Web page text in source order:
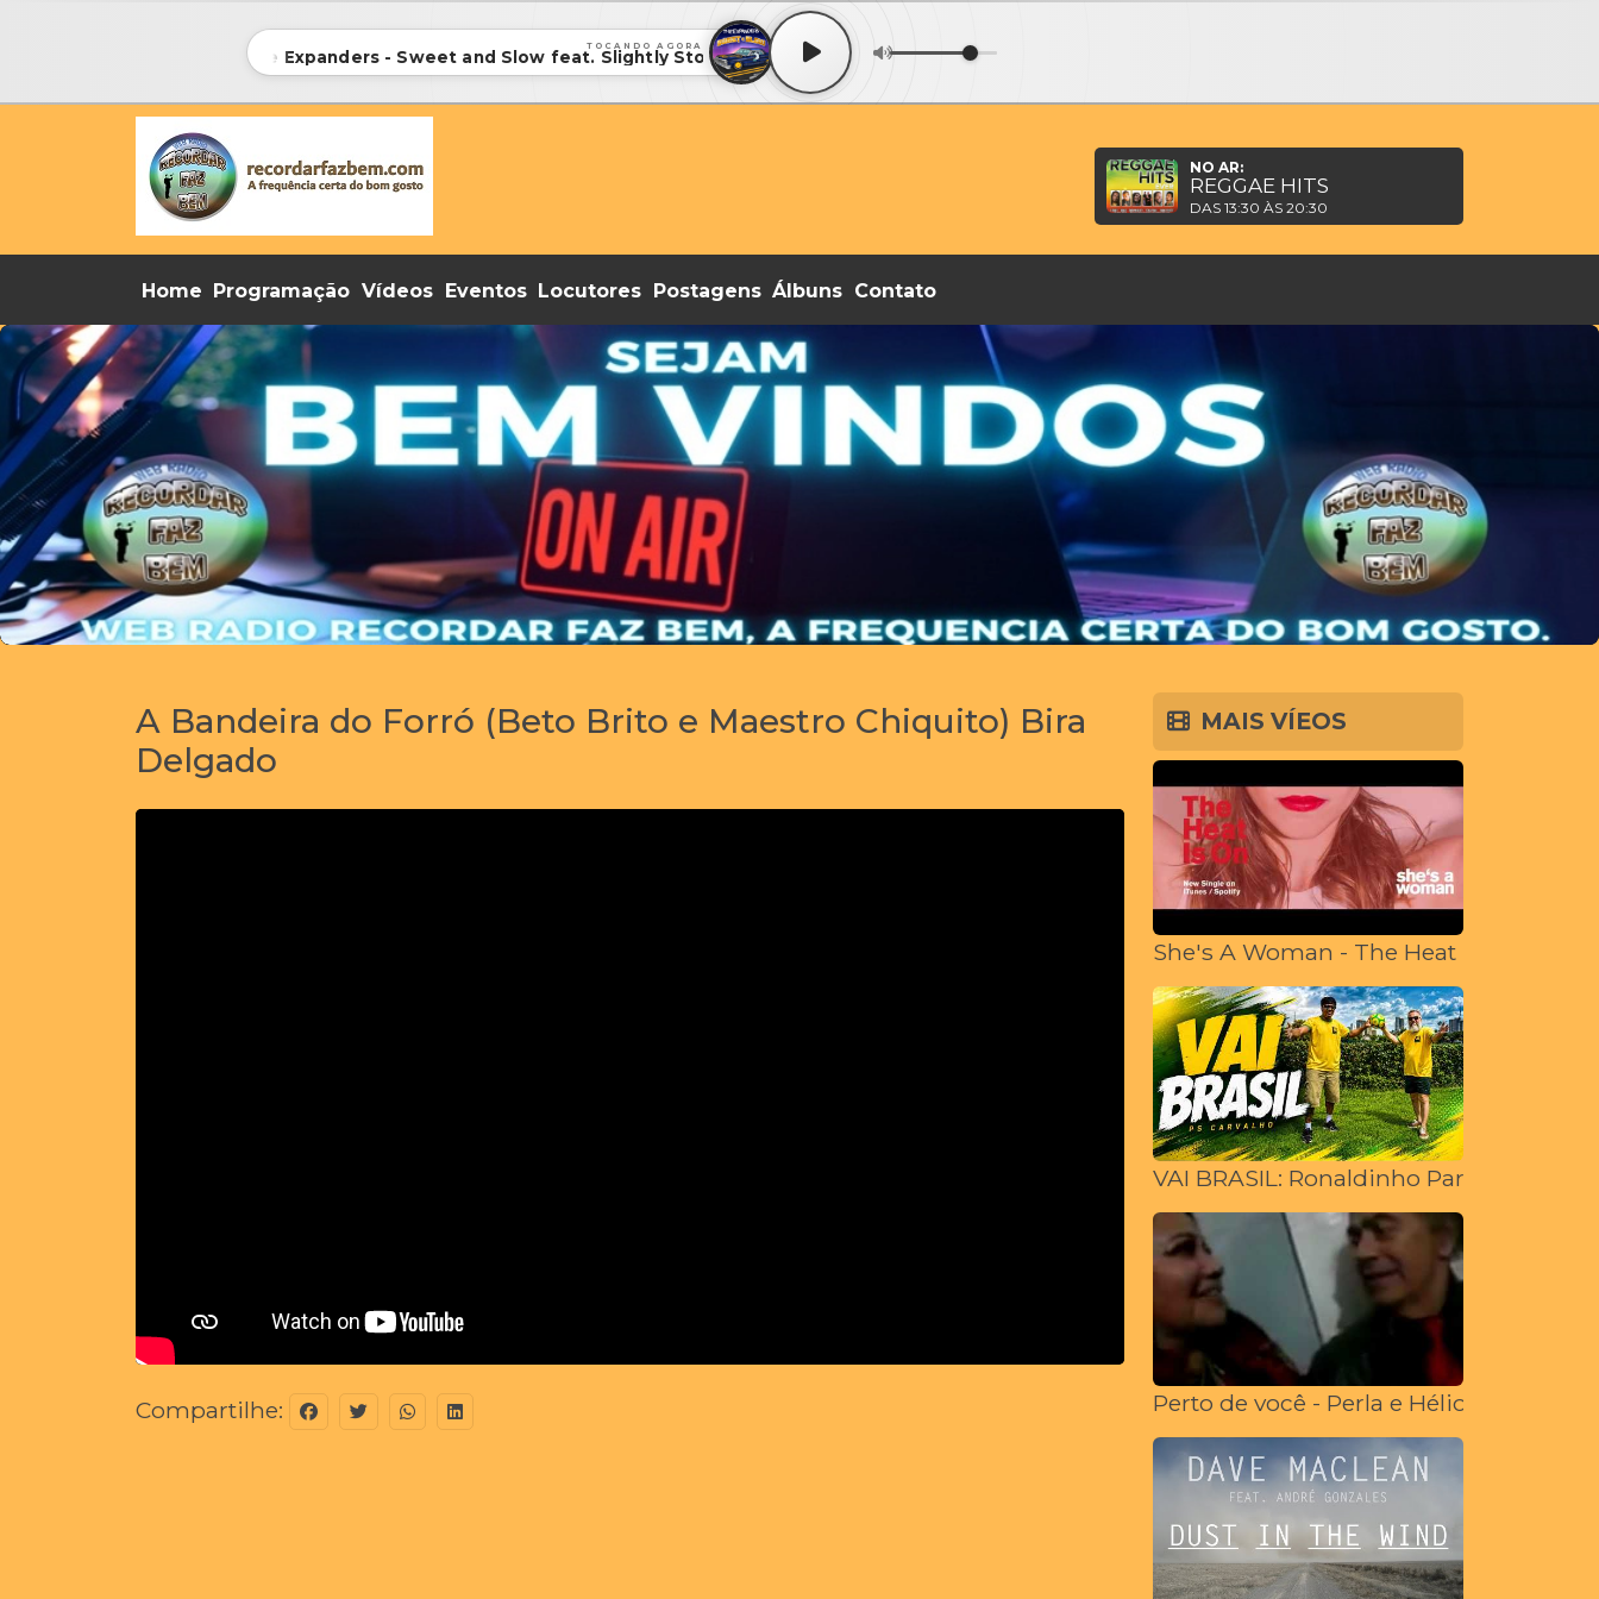
TOCANDO AGORA
096 - the Expanders - Sweet and Slow feat. Slightly Stoopid • 096 - the Expanders - Sweet and Slow feat. Slightly Stoopid
NO AR:
REGGAE HITS
DAS 13:30 ÀS 20:30
Home Programação Vídeos Eventos Locutores Postagens Álbuns Contato
A Bandeira do Forró (Beto Brito e Maestro Chiquito) Bira
Delgado
Compartilhe:
MAIS VÍEOS
She's A Woman - The Heat Is On
VAI BRASIL: Ronaldinho Paraíba
Perto de você - Perla e Hélio